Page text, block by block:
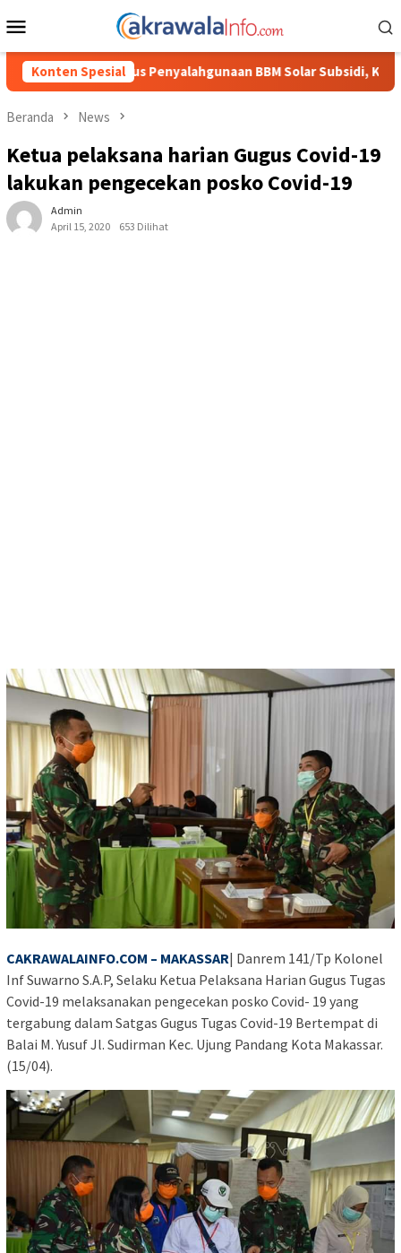
ke
Mobile
Konten Spesial
BBM Solar Subsidi, Kasat Reskrim Polres Toraja Utara:
Beranda News
Ketua pelaksana harian Gugus Covid-19
lakukan pengecekan posko Covid-19
Admin
April 15, 2020
653 Dilihat
CAKRAWALAINFO.COM – MAKASSAR| Danrem 141/Tp Kolonel
Inf Suwarno S.A.P, Selaku Ketua Pelaksana Harian Gugus Tugas
Covid-19 melaksanakan pengecekan posko Covid- 19 yang
tergabung dalam Satgas Gugus Tugas Covid-19 Bertempat di
Balai M. Yusuf Jl. Sudirman Kec. Ujung Pandang Kota Makassar.
(15/04).